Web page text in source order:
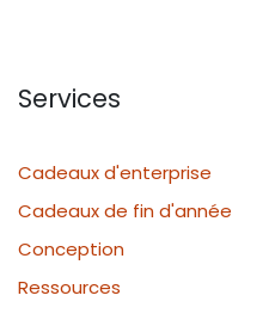
Services
Cadeaux d'enterprise
Cadeaux de fin d'année
Conception
Ressources